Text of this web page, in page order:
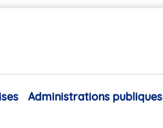
Administrations publiques